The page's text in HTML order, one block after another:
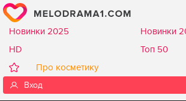
Новинки 2025
Новинки
HD
Топ 50
Про косметику
Вход